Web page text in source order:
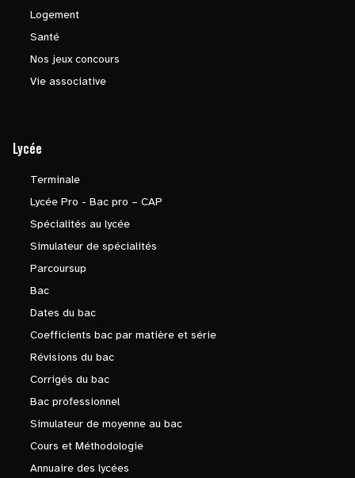
Logement
Santé
Nos jeux concours
Vie associative
Lycée
Terminale
Lycée Pro - Bac pro – CAP
Spécialités au lycée
Simulateur de spécialités
Parcoursup
Bac
Dates du bac
Coefficients bac par matière et série
Révisions du bac
Corrigés du bac
Bac professionnel
Simulateur de moyenne au bac
Cours et Méthodologie
Annuaire des lycées